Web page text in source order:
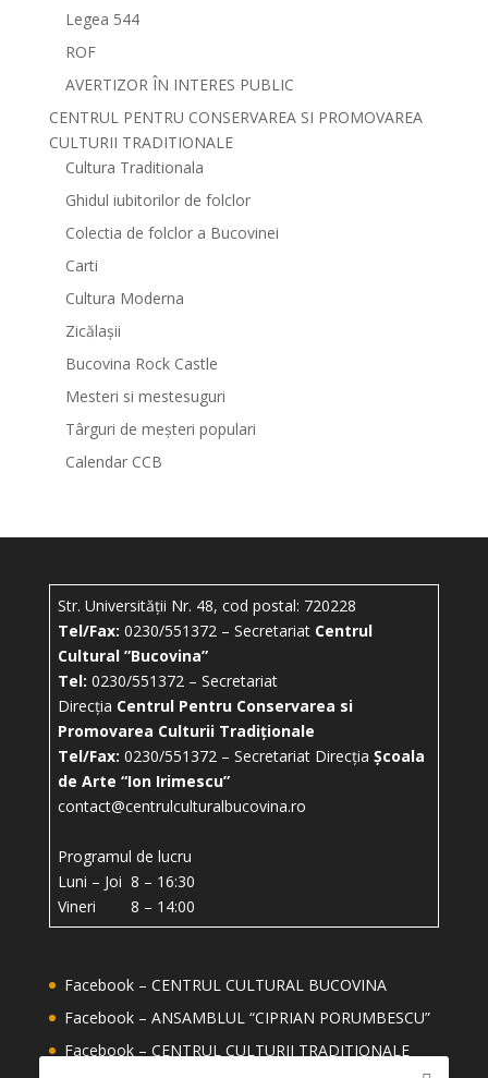
Legea 544
ROF
AVERTIZOR ÎN INTERES PUBLIC
CENTRUL PENTRU CONSERVAREA SI PROMOVAREA
CULTURII TRADITIONALE
Cultura Traditionala
Ghidul iubitorilor de folclor
Colectia de folclor a Bucovinei
Carti
Cultura Moderna
Zicălașii
Bucovina Rock Castle
Mesteri si mestesuguri
Târguri de meșteri populari
Calendar CCB
Str. Universității Nr. 48, cod postal: 720228
Tel/Fax: 0230/551372 – Secretariat Centrul
Cultural ”Bucovina”
Tel: 0230/551372 – Secretariat
Direcția Centrul Pentru Conservarea si
Promovarea Culturii Tradiționale
Tel/Fax: 0230/551372 – Secretariat Direcția Școala
de Arte “Ion Irimescu”
contact@centrulculturalbucovina.ro
Programul de lucru
Luni – Joi 8 – 16:30
Vineri 8 – 14:00
Facebook – CENTRUL CULTURAL BUCOVINA
Facebook – ANSAMBLUL “CIPRIAN PORUMBESCU”
Facebook – CENTRUL CULTURII TRADITIONALE